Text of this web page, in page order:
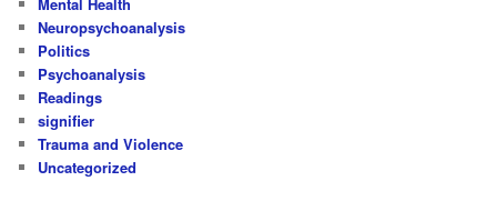
Neuropsychoanalysis
Politics
Psychoanalysis
Readings
signifier
Trauma and Violence
Uncategorized